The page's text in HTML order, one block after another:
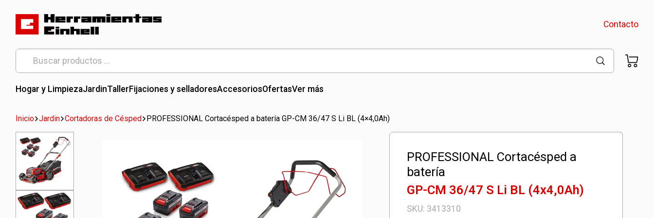
content
Herramientas Einhell
Distribuidor Oficial
Contacto
Buscar
por:
Hogar y LimpiezaJardinTallerFijaciones y selladoresAccesoriosOfertasVer más
Inicio Jardin Cortadoras de Césped PROFESSIONAL Cortacésped a batería GP-CM 36/47 S Li BL (4×4,0Ah)
PROFESSIONAL Cortacésped a
batería
GP-CM 36/47 S Li BL (4x4,0Ah)
SKU: 3413310
¡Llevalos juntos!
Podadora